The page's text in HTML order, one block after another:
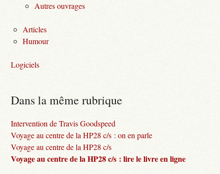
Autres ouvrages
Articles
Humour
Logiciels
Dans la même rubrique
Intervention de Travis Goodspeed
Voyage au centre de la HP28 c/s : on en parle
Voyage au centre de la HP28 c/s
Voyage au centre de la HP28 c/s : lire le livre en ligne